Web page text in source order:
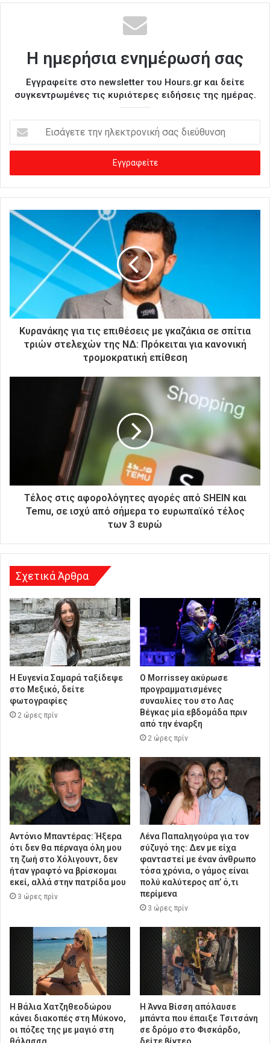
Η ημερήσια ενημέρωσή σας
Εγγραφείτε στο newsletter του Hours.gr και δείτε
συγκεντρωμένες τις κυριότερες ειδήσεις της ημέρας.
σ
γ
ε
ε
η
τ
η
Κυρανάκης για τις επιθέσεις με γκαζάκια σε σπίτια
τριών στελεχών της ΝΔ: Πρόκειται για κανονική
τρομοκρατική επίθεση
Τέλος στις αφορολόγητες αγορές από SHEIN και
Temu, σε ισχύ από σήμερα το ευρωπαϊκό τέλος
των 3 ευρώ
Σχετικά Άρθρα
Η Ευγενία Σαμαρά ταξίδεψε
στο Μεξικό, δείτε
φωτογραφίες
2 ώρες πρίν
Ο Morrissey ακύρωσε
προγραμματισμένες
συναυλίες του στο Λας
Βέγκας μία εβδομάδα πριν
από την έναρξη
2 ώρες πρίν
Αντόνιο Μπαντέρας: Ήξερα
ότι δεν θα πέρναγα όλη μου
τη ζωή στο Χόλιγουντ, δεν
ήταν γραφτό να βρίσκομαι
εκεί, αλλά στην πατρίδα μου
3 ώρες πρίν
Λένα Παπαληγούρα για τον
σύζυγό της: Δεν με είχα
φανταστεί με έναν άνθρωπο
τόσα χρόνια, ο γάμος είναι
πολύ καλύτερος απ’ ό,τι
περίμενα
3 ώρες πρίν
Η Βάλια Χατζηθεοδώρου
κάνει διακοπές στη Μύκονο,
οι πόζες της με μαγιό στη
Η Άννα Βίσση απόλαυσε
μπάντα που έπαιξε Τσιτσάνη
σε δρόμο στο Φισκάρδο,